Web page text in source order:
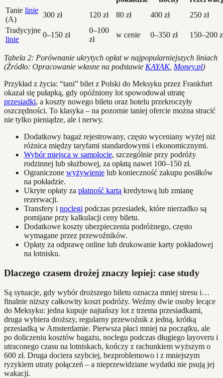
Tanie linie
(A)
300 zł 120 zł 80 zł 400 zł
250 zł
Tradycyjne
linie
0–150 zł
0–100
zł
w cenie 0–350 zł 150–200
Tabela 2: Porównanie ukrytych opłat w najpopularniejszych liniach
(Źródło: Opracowanie własne na podstawie KAYAK, Money.pl)
Przykład z życia: “tani” bilet z Polski do Meksyku przez Frankfurt
okazał się pułapką, gdy opóźniony lot spowodował utratę
przesiadki, a koszty nowego biletu oraz hotelu przekroczyły
oszczędności. To klasyka – na pozornie taniej ofercie można stracić
nie tylko pieniądze, ale i nerwy.
Dodatkowy bagaż rejestrowany, często wyceniany wyżej niż
różnica między taryfami standardowymi i ekonomicznymi.
Wybór miejsca w samolocie, szczególnie przy podróży
rodzinnej lub służbowej, za opłatą nawet 100–150 zł.
Ograniczone wyżywienie lub konieczność zakupu posiłków
na pokładzie.
Ukryte opłaty za płatność kartą kredytową lub zmianę
rezerwacji.
Transfery i noclegi podczas przesiadek, które nierzadko są
pomijane przy kalkulacji ceny biletu.
Dodatkowe koszty ubezpieczenia podróżnego, często
wymagane przez przewoźników.
Opłaty za odprawę online lub drukowanie karty pokładowej
na lotnisku.
Dlaczego czasem drożej znaczy lepiej: case study
Są sytuacje, gdy wybór droższego biletu oznacza mniej stresu i…
finalnie niższy całkowity koszt podróży. Weźmy dwie osoby lecące
do Meksyku: jedna kupuje najtańszy lot z trzema przesiadkami,
druga wybiera droższy, regularny przewoźnik z jedną, krótką
przesiadką w Amsterdamie. Pierwsza płaci mniej na początku, ale
po doliczeniu kosztów bagażu, noclegu podczas długiego layoveru i
utraconego czasu na lotniskach, kończy z rachunkiem wyższym o
600 zł. Druga dociera szybciej, bezproblemowo i z mniejszym
ryzykiem utraty połączeń – a nieprzewidziane wydatki nie psują jej
wakacji.